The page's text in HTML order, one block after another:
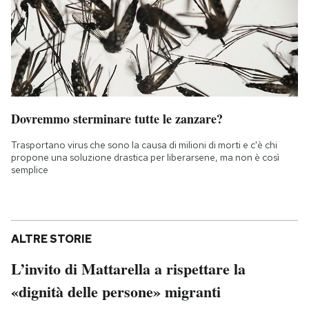
Dovremmo sterminare tutte le zanzare?
Trasportano virus che sono la causa di milioni di morti e c'è chi
propone una soluzione drastica per liberarsene, ma non è così
semplice
ALTRE STORIE
L’invito di Mattarella a rispettare la
«dignità delle persone» migranti